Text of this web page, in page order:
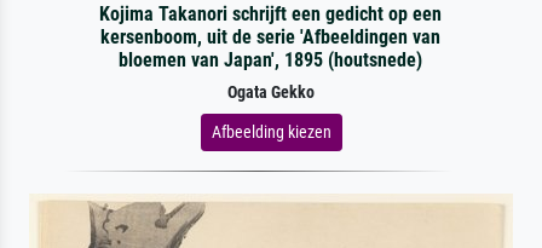
Kojima Takanori schrijft een gedicht op een
kersenboom, uit de serie 'Afbeeldingen van
bloemen van Japan', 1895 (houtsnede)
Ogata Gekko
Afbeelding kiezen